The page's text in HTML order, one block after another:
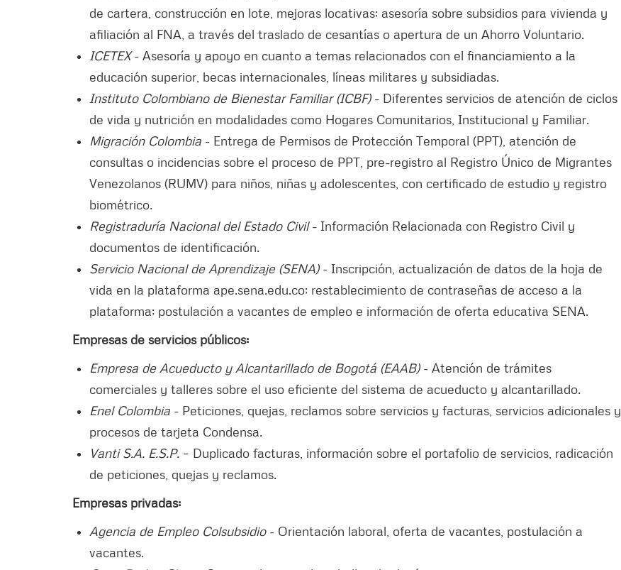
de cartera, construcción en lote, mejoras locativas; asesoría sobre subsidios para vivienda y
afiliación al FNA, a través del traslado de cesantías o apertura de un Ahorro Voluntario.
ICETEX- Asesoría y apoyo en cuanto a temas relacionados con el financiamiento a la
educación superior, becas internacionales, líneas militares y subsidiadas.
Instituto Colombiano de Bienestar Familiar (ICBF)- Diferentes servicios de atención de ciclos
de vida y nutrición en modalidades como Hogares Comunitarios, Institucional y Familiar.
Migración Colombia - Entrega de Permisos de Protección Temporal (PPT), atención de
consultas o incidencias sobre el proceso de PPT, pre-registro al Registro Único de Migrantes
Venezolanos (RUMV) para niños, niñas y adolescentes, con certificado de estudio y registro
biométrico.
Registraduría Nacional del Estado Civil- Información Relacionada con Registro Civil y
documentos de identificación.
Servicio Nacional de Aprendizaje (SENA) - Inscripción, actualización de datos de la hoja de
vida en la plataforma ape.sena.edu.co; restablecimiento de contraseñas de acceso a la
plataforma; postulación a vacantes de empleo e información de oferta educativa SENA.
Empresas de servicios públicos:
Empresa de Acueducto y Alcantarillado de Bogotá (EAAB)- Atención de trámites
comerciales y talleres sobre el uso eficiente del sistema de acueducto y alcantarillado.
Enel Colombia - Peticiones, quejas, reclamos sobre servicios y facturas, servicios adicionales y
procesos de tarjeta Condensa.
Vanti S.A. E.S.P. – Duplicado facturas, información sobre el portafolio de servicios, radicación
de peticiones, quejas y reclamos.
Empresas privadas:
Agencia de Empleo Colsubsidio- Orientación laboral, oferta de vacantes, postulación a
vacantes.